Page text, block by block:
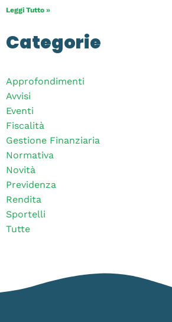
Leggi Tutto »
Categorie
Approfondimenti
Avvisi
Eventi
Fiscalità
Gestione Finanziaria
Normativa
Novità
Previdenza
Rendita
Sportelli
Tutte